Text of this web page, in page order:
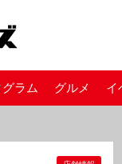
ラム グルメ イ